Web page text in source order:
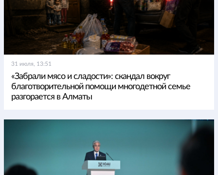
31 июля, 13:51
«Забрали мясо и сладости»: скандал вокруг
благотворительной помощи многодетной семье
разгорается в Алматы